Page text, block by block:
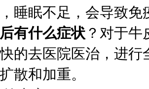
睡眠不足，会导致
有什么症状 ？对于
的去医院医治，进
散和加重。